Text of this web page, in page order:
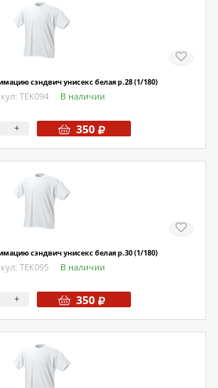
сэндвич унисекс белая р.28 (1/180)
ТЕК094 В наличии
+ 350
сэндвич унисекс белая р.30 (1/180)
ТЕК095 В наличии
+ 350